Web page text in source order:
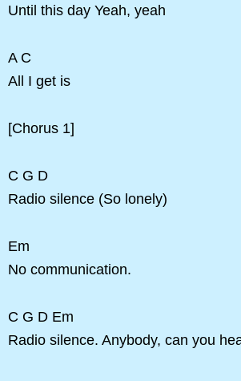
Until this day Yeah, yeah
A C
All I get is
[Chorus 1]
C G D
Radio silence (So lonely)
Em
No communication.
C G D Em
Radio silence. Anybody, can you